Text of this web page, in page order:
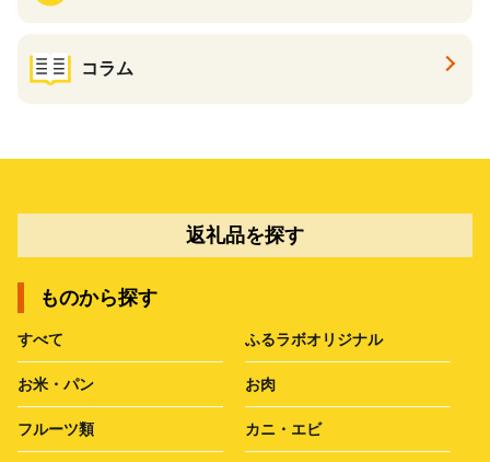
コラム
返礼品を探す
ものから探す
すべて ふるラボオリジナル
お米・パン お肉
フルーツ類 カニ・エビ